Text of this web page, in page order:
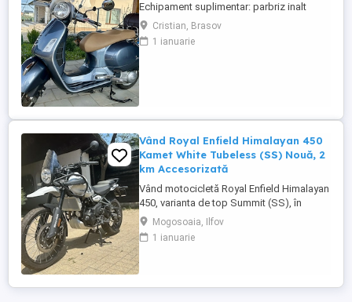
Echipament suplimentar: parbriz inalt
Faco (montat 2026), geanta portbagaj
Classic; prelungitor scarite pasager;
suspensie fata Bitubo si frane fata spate
Cristian, Brasov
1 ianuarie
Vând Royal Enfield Himalayan 450
Kamet White Tubeless (SS) Nouă, 2
km Accesorizată
Vând motocicletă Royal Enfield Himalayan
450, varianta de top Summit (SS), în
culoarea Kamet White, dotată din fabrică
cu jante Tubeless. Motocicleta este
practic nouă, neutilizată (2 km). A fost
2025. Se află în stare absolut ...
Mogosoaia, Ilfov
1 ianuarie